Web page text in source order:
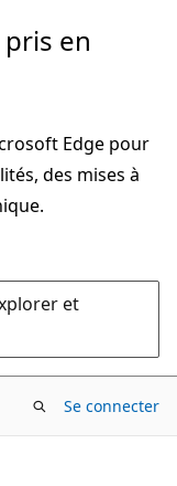
pris en
Edge pour
des mises à
et
Se connecter